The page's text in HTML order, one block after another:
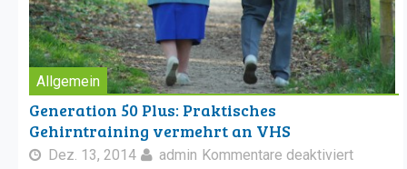
Allgemein
Generation 50 Plus: Praktisches
Gehirntraining vermehrt an VHS
Dez. 13, 2014 admin Kommentare deaktiviert